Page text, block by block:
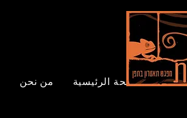
الصفحة الرئيسية من نحن